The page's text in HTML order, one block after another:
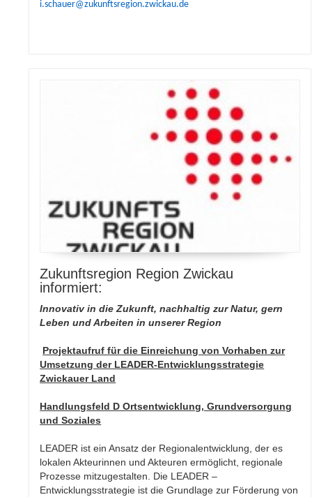
i.schauer@zukunftsregion.zwickau.de
Zukunftsregion Region Zwickau
informiert:
Innovativ in die Zukunft, nachhaltig zur Natur, gern
Leben und Arbeiten in unserer Region
Projektaufruf für die Einreichung von Vorhaben zur
Umsetzung der LEADER-Entwicklungsstrategie
Zwickauer Land
Handlungsfeld D Ortsentwicklung, Grundversorgung
und Soziales
LEADER ist ein Ansatz der Regionalentwicklung, der es
lokalen Akteurinnen und Akteuren ermöglicht, regionale
Prozesse mitzugestalten. Die LEADER –
Entwicklungsstrategie ist die Grundlage zur Förderung von